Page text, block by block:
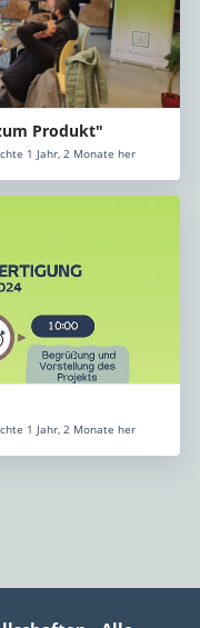
Produkt"
1 Jahr, 2 Monate her
1 Jahr, 2 Monate her